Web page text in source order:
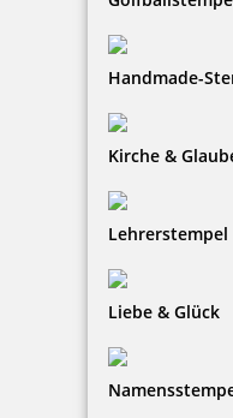
Handmade-
Kirche &
Lehrerstempel
Liebe & Glück
Modico P3
Jetzt gestalten